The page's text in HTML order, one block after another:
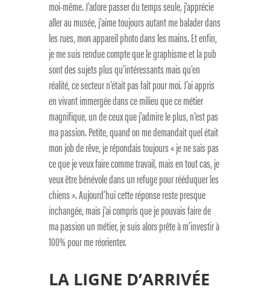
moi-même. J’adore passer du temps seule, j’apprécie
aller au musée, j’aime toujours autant me balader dans
les rues, mon appareil photo dans les mains. Et enfin,
je me suis rendue compte que le graphisme et la pub
sont des sujets plus qu’intéressants mais qu’en
réalité, ce secteur n’était pas fait pour moi. J’ai appris
en vivant immergée dans ce milieu que ce métier
magnifique, un de ceux que j’admire le plus, n’est pas
ma passion. Petite, quand on me demandait quel était
mon job de rêve, je répondais toujours « je ne sais pas
ce que je veux faire comme travail, mais en tout cas, je
veux être bénévole dans un refuge pour rééduquer les
chiens ». Aujourd’hui cette réponse reste presque
inchangée, mais j’ai compris que je pouvais faire de
ma passion un métier, je suis alors prête à m’investir à
100% pour me réorienter.
LA LIGNE D’ARRIVÉE